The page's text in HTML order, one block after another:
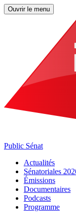
Ouvrir le menu
Public Sénat
Actualités
Sénatoriales
Émissions
Documentaires
Podcasts
Programme